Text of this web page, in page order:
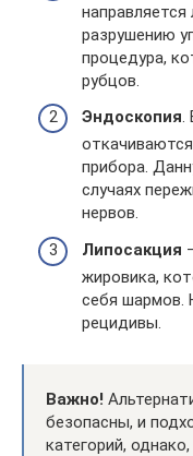
разрушению
процедура,
рубцов.
Эндоскопия.
прибора.
случаях
нервов.
Липосакция
жировика,
себя шармов.
рецидивы.
Важно!
безопасны, и
категорий,